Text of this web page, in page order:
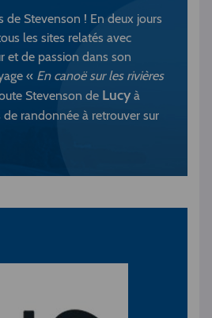
de Stevenson ! En deux jours
les sites relatés avec
et de passion dans son
« En canoë sur les rivières
Stevenson de Lucyà
randonnée à retrouver sur